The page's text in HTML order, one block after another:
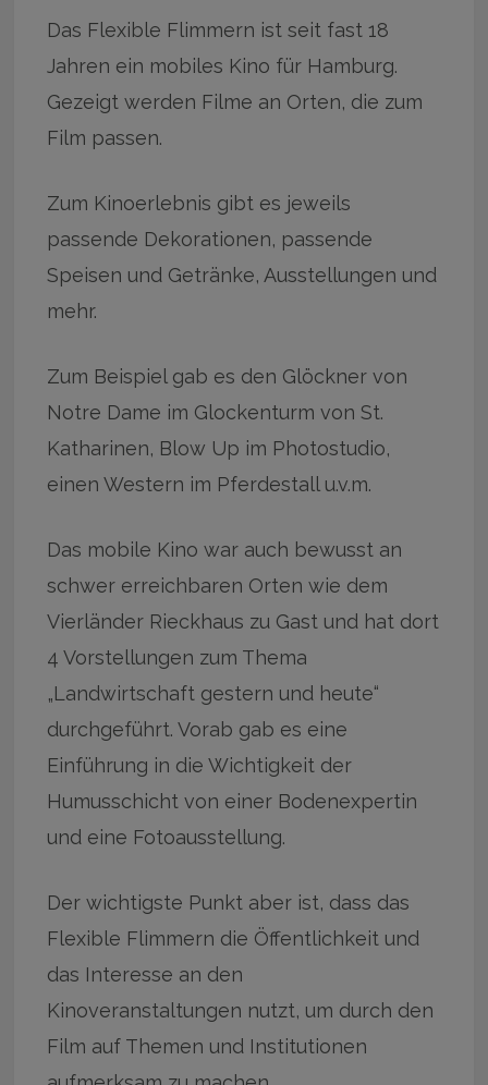
Das Flexible Flimmern ist seit fast 18
Jahren ein mobiles Kino für Hamburg.
Gezeigt werden Filme an Orten, die zum
Film passen.
Zum Kinoerlebnis gibt es jeweils
passende Dekorationen, passende
Speisen und Getränke, Ausstellungen und
mehr.
Zum Beispiel gab es den Glöckner von
Notre Dame im Glockenturm von St.
Katharinen, Blow Up im Photostudio,
einen Western im Pferdestall u.v.m.
Das mobile Kino war auch bewusst an
schwer erreichbaren Orten wie dem
Vierländer Rieckhaus zu Gast und hat dort
4 Vorstellungen zum Thema
„Landwirtschaft gestern und heute“
durchgeführt. Vorab gab es eine
Einführung in die Wichtigkeit der
Humusschicht von einer Bodenexpertin
und eine Fotoausstellung.
Der wichtigste Punkt aber ist, dass das
Flexible Flimmern die Öffentlichkeit und
das Interesse an den
Kinoveranstaltungen nutzt, um durch den
Film auf Themen und Institutionen